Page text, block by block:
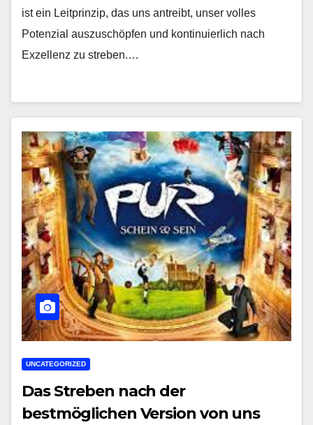
ist ein Leitprinzip, das uns antreibt, unser volles
Potenzial auszuschöpfen und kontinuierlich nach
Exzellenz zu streben.…
UNCATEGORIZED
Das Streben nach der
bestmöglichen Version von uns